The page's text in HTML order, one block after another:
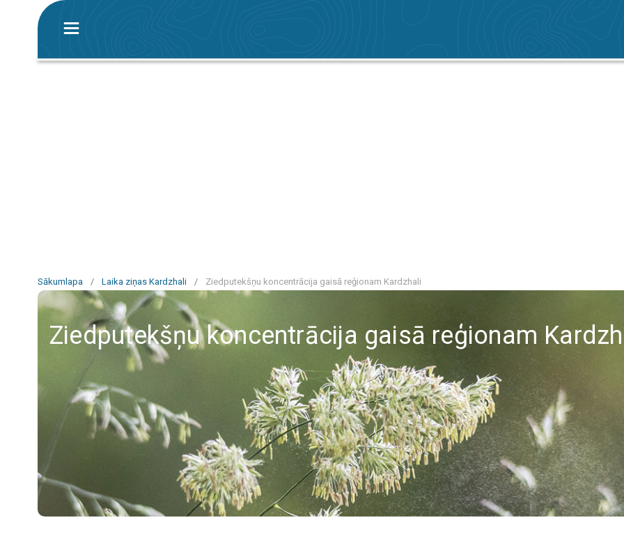
Sākumlapa / Laika ziņas Kardzhali / Ziedputekšņu koncentrācija gaisā reģionam Kardzhali
Ziedputekšņu koncentrācija gaisā reģionam